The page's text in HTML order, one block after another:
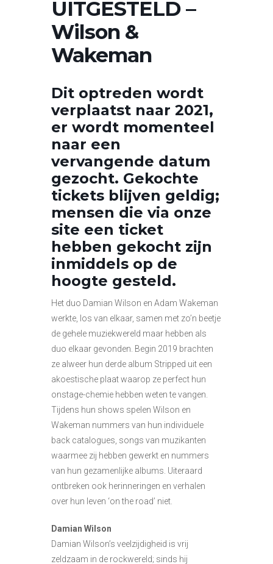
UITGESTELD –
Wilson &
Wakeman
Dit optreden wordt
verplaatst naar 2021,
er wordt momenteel
naar een
vervangende datum
gezocht. Gekochte
tickets blijven geldig;
mensen die via onze
site een ticket
hebben gekocht zijn
inmiddels op de
hoogte gesteld.
Het duo Damian Wilson en Adam Wakeman
werkte, los van elkaar, samen met zo’n beetje
de gehele muziekwereld maar hebben als
duo elkaar gevonden. Begin 2019 brachten
ze alweer hun derde album Stripped uit een
akoestische plaat waarop ze perfect hun
onstage-chemie hebben weten te vangen.
Tijdens hun shows spelen Wilson en
Wakeman nummers van hun individuele
back catalogues, songs van muzikanten
waarmee zij hebben gewerkt en nummers
van hun gezamenlijke albums. Uiteraard
ontbreken ook herinneringen en verhalen
over hun leven ‘on the road’ niet.
Damian Wilson
Damian Wilson’s veelzijdigheid is vrij
zeldzaam in de rockwereld; sinds hij